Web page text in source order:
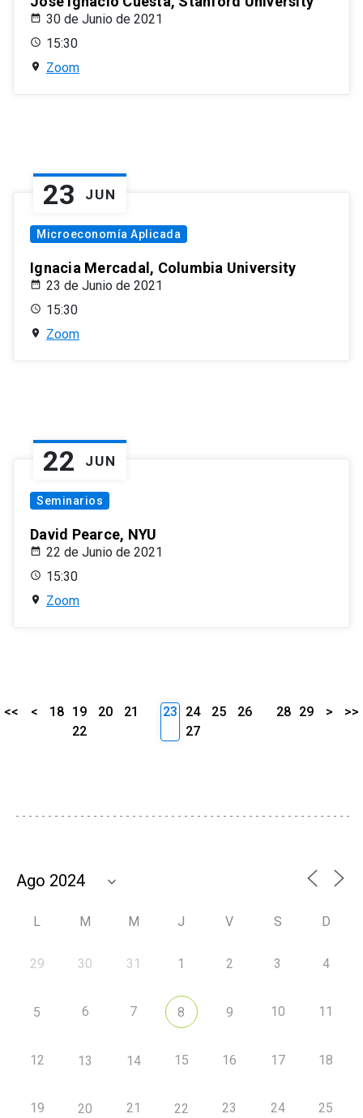
30 de Junio de 2021
15:30
Zoom
23 JUN
Microeconomía Aplicada
Ignacia Mercadal, Columbia University
23 de Junio de 2021
15:30
Zoom
22 JUN
Seminarios
David Pearce, NYU
22 de Junio de 2021
15:30
Zoom
<< < 18 19 20
21
22
23 24 25
26
27
28 29 > >>
L M M J V S D
29 30 31 1 2 3 4
5 6 7 8 9 10 11
12 13 14 15 16 17 18
19 20 21 22 23 24 25